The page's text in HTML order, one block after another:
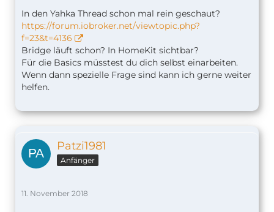
In den Yahka Thread schon mal rein geschaut?
https://forum.iobroker.net/viewtopic.php?
f=23&t=4136
Bridge läuft schon? In HomeKit sichtbar?
Für die Basics müsstest du dich selbst einarbeiten.
Wenn dann spezielle Frage sind kann ich gerne weiter
helfen.
Patzi1981
Anfänger
11. November 2018